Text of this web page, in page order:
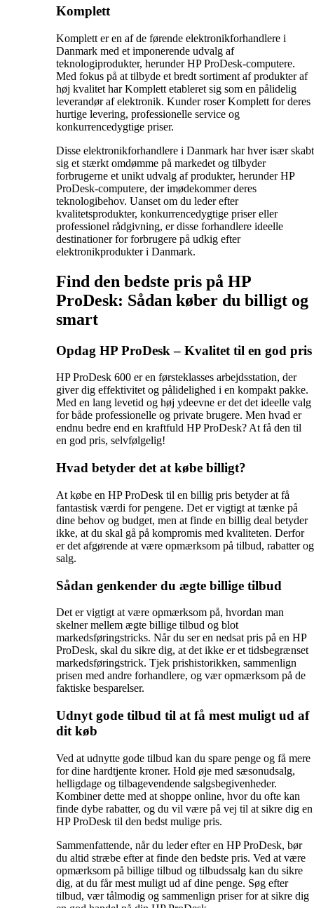
Komplett
Komplett er en af de førende elektronikforhandlere i
Danmark med et imponerende udvalg af
teknologiprodukter, herunder HP ProDesk-computere.
Med fokus på at tilbyde et bredt sortiment af produkter af
høj kvalitet har Komplett etableret sig som en pålidelig
leverandør af elektronik. Kunder roser Komplett for deres
hurtige levering, professionelle service og
konkurrencedygtige priser.
Disse elektronikforhandlere i Danmark har hver især skabt
sig et stærkt omdømme på markedet og tilbyder
forbrugerne et unikt udvalg af produkter, herunder HP
ProDesk-computere, der imødekommer deres
teknologibehov. Uanset om du leder efter
kvalitetsprodukter, konkurrencedygtige priser eller
professionel rådgivning, er disse forhandlere ideelle
destinationer for forbrugere på udkig efter
elektronikprodukter i Danmark.
Find den bedste pris på HP
ProDesk: Sådan køber du billigt og
smart
Opdag HP ProDesk – Kvalitet til en god pris
HP ProDesk 600 er en førsteklasses arbejdsstation, der
giver dig effektivitet og pålidelighed i en kompakt pakke.
Med en lang levetid og høj ydeevne er det det ideelle valg
for både professionelle og private brugere. Men hvad er
endnu bedre end en kraftfuld HP ProDesk? At få den til
en god pris, selvfølgelig!
Hvad betyder det at købe billigt?
At købe en HP ProDesk til en billig pris betyder at få
fantastisk værdi for pengene. Det er vigtigt at tænke på
dine behov og budget, men at finde en billig deal betyder
ikke, at du skal gå på kompromis med kvaliteten. Derfor
er det afgørende at være opmærksom på tilbud, rabatter og
salg.
Sådan genkender du ægte billige tilbud
Det er vigtigt at være opmærksom på, hvordan man
skelner mellem ægte billige tilbud og blot
markedsføringstricks. Når du ser en nedsat pris på en HP
ProDesk, skal du sikre dig, at det ikke er et tidsbegrænset
markedsføringstrick. Tjek prishistorikken, sammenlign
prisen med andre forhandlere, og vær opmærksom på de
faktiske besparelser.
Udnyt gode tilbud til at få mest muligt ud af
dit køb
Ved at udnytte gode tilbud kan du spare penge og få mere
for dine hardtjente kroner. Hold øje med sæsonudsalg,
helligdage og tilbagevendende salgsbegivenheder.
Kombiner dette med at shoppe online, hvor du ofte kan
finde dybe rabatter, og du vil være på vej til at sikre dig en
HP ProDesk til den bedst mulige pris.
Sammenfattende, når du leder efter en HP ProDesk, bør
du altid stræbe efter at finde den bedste pris. Ved at være
opmærksom på billige tilbud og tilbudssalg kan du sikre
dig, at du får mest muligt ud af dine penge. Søg efter
tilbud, vær tålmodig og sammenlign priser for at sikre dig